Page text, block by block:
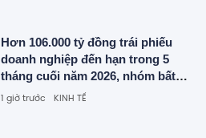
Hơn 106.000 tỷ đồng trái phiếu
doanh nghiệp đến hạn trong 5
tháng cuối năm 2026, nhóm bất
động sản chiếm hơn nửa
1 giờ trước KINH TẾ